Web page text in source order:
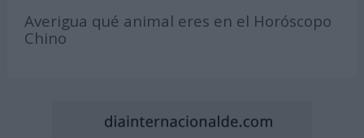
Averigua qué animal eres en el Horóscopo
Chino